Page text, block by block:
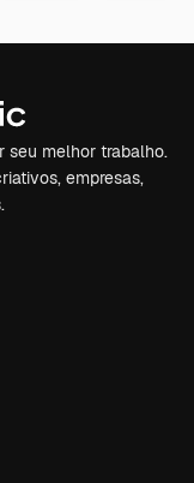
seu melhor trabalho.
empresas,